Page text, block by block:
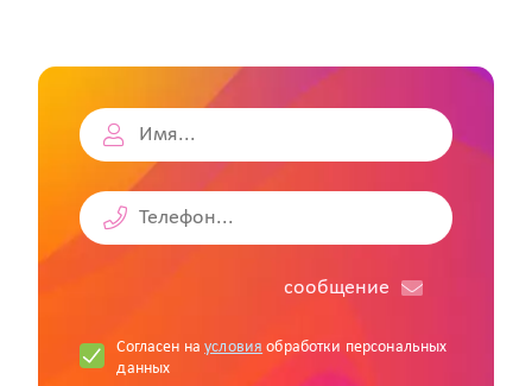
cообщение
Согласен наусловия обработки персональных
данных